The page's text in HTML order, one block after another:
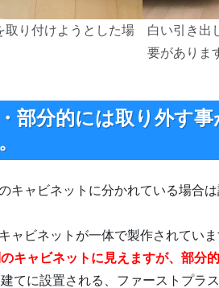
取り付けようとした場
白い引き出
要がありま
部分的には取り外す
キャビネットに分かれている場合
ャビネットが一体で製作されていま
キャビネットに見えますが、部分
てに設置される、ファーストプラ